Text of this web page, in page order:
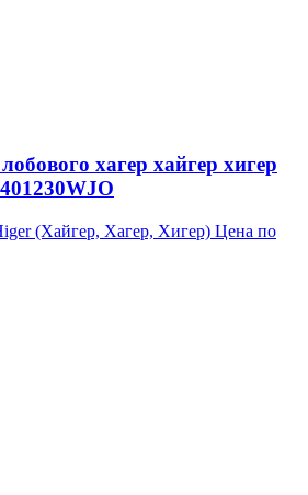
хагер хайгер хигер
(Хайгер, Хагер, Хигер) Цена по